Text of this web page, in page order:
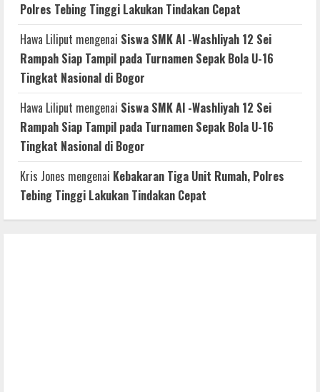
Polres Tebing Tinggi Lakukan Tindakan Cepat
Hawa Liliput mengenai Siswa SMK Al -Washliyah 12 Sei
Rampah Siap Tampil pada Turnamen Sepak Bola U-16
Tingkat Nasional di Bogor
Hawa Liliput mengenai Siswa SMK Al -Washliyah 12 Sei
Rampah Siap Tampil pada Turnamen Sepak Bola U-16
Tingkat Nasional di Bogor
Kris Jones mengenai Kebakaran Tiga Unit Rumah, Polres
Tebing Tinggi Lakukan Tindakan Cepat